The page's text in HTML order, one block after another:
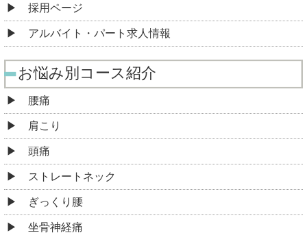
採用ページ
アルバイト・パート求人情報
お悩み別コース紹介
腰痛
肩こり
頭痛
ストレートネック
ぎっくり腰
坐骨神経痛